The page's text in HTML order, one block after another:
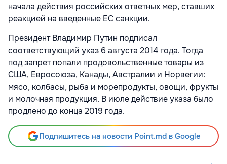
начала действия российских ответных мер, ставших
реакцией на введенные ЕС санкции.
Президент Владимир Путин подписал
соответствующий указ 6 августа 2014 года. Тогда
под запрет попали продовольственные товары из
США, Евросоюза, Канады, Австралии и Норвегии:
мясо, колбасы, рыба и морепродукты, овощи, фрукты
и молочная продукция. В июле действие указа было
продлено до конца 2019 года.
Подпишитесь на новости Point.md в Google